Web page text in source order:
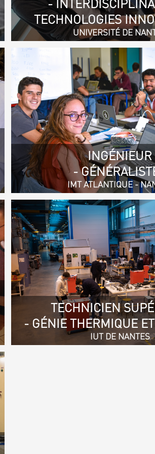
-
TECHNOLOGIES
UNIVERSITÉ DE
INGÉNIEUR
-
IMT ATLANTIQUE -
TECHNICIEN
- GÉNIE THERMIQUE
IUT DE NANTES